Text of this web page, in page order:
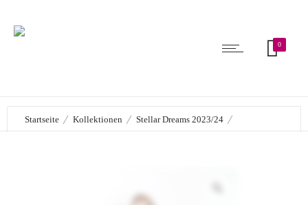
0
Startseite Kollektionen Stellar Dreams 2023/24